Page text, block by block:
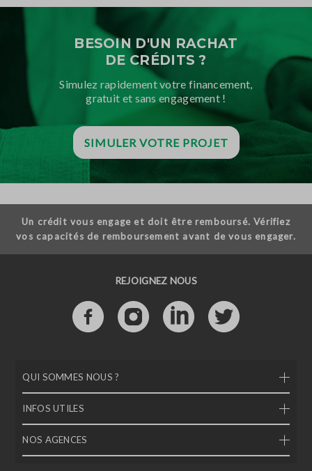
BESOIN D'UN RACHAT
DE CRÉDITS ?
Simulez rapidement votre financement,
gratuit et sans engagement !
SIMULER VOTRE PROJET
Un crédit vous engage et doit être remboursé. Vérifiez
vos capacités de remboursement avant de vous engager.
REJOIGNEZ NOUS
QUI SOMMES NOUS ?
INFOS UTILES
NOS AGENCES